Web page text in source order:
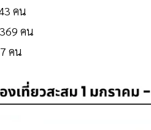
คน
คน
คน